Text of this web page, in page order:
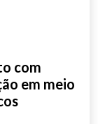
com
em meio